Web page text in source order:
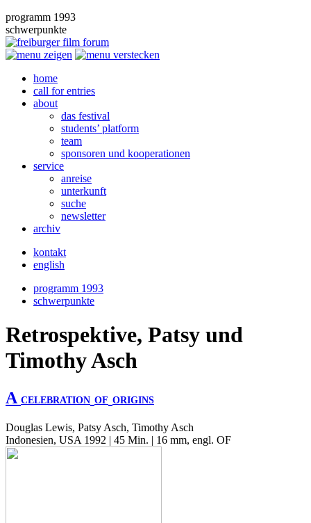
programm 1993
schwerpunkte
home
call for entries
about
das festival
students’ platform
team
sponsoren und kooperationen
service
anreise
unterkunft
suche
newsletter
archiv
kontakt
english
programm 1993
schwerpunkte
Retrospektive, Patsy und
Timothy Asch
A CELEBRATION OF ORIGINS
Douglas Lewis, Patsy Asch, Timothy Asch
Indonesien, USA 1992 | 45 Min. | 16 mm, engl. OF